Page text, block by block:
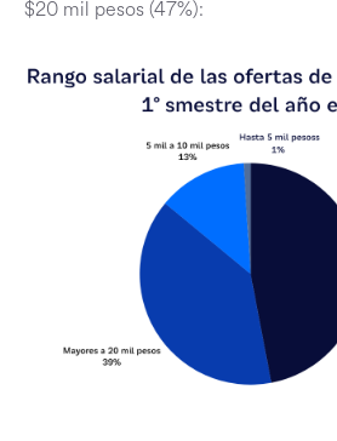
$20 mil pesos (47%):